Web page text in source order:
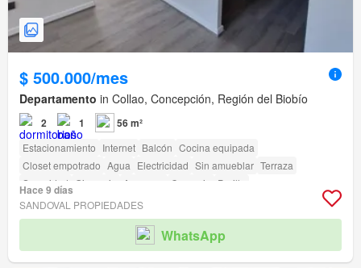
$ 500.000/mes
Departamento in Collao, Concepción, Región del Biobío
2 1 56 m²
Estacionamiento Internet Balcón Cocina equipada
Closet empotrado Agua Electricidad Sin amueblar Terraza
Seguridad
Gimnasio Ascensor Conserje Parilla
Hace 9 días
SANDOVAL PROPIEDADES
WhatsApp